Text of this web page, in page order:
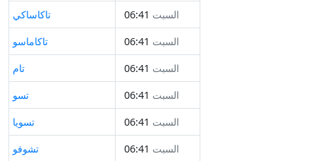
تاكاساكي
السبت 06:41
تاكاماسو
السبت 06:41
تام
السبت 06:41
تسو
السبت 06:41
تسويا
السبت 06:41
تشوفو
السبت 06:41